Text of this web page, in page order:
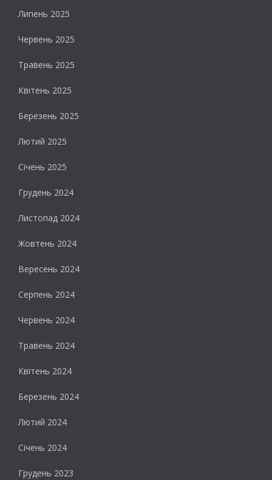
Липень 2025
Червень 2025
Травень 2025
Квітень 2025
Березень 2025
Лютий 2025
Січень 2025
Грудень 2024
Листопад 2024
Жовтень 2024
Вересень 2024
Серпень 2024
Червень 2024
Травень 2024
Квітень 2024
Березень 2024
Лютий 2024
Січень 2024
Грудень 2023